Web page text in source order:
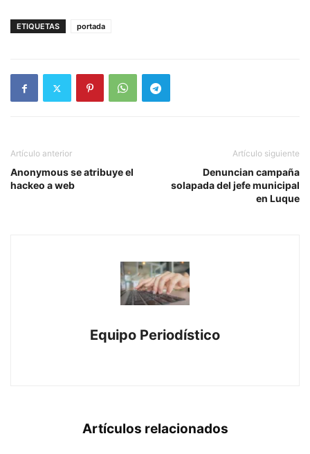
ETIQUETAS portada
Artículo anterior
Anonymous se atribuye el
hackeo a web
Artículo siguiente
Denuncian campaña
solapada del jefe municipal
en Luque
Equipo Periodístico
Artículos relacionados